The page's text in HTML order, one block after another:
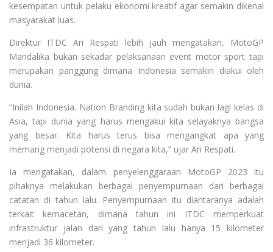
kesempatan untuk pelaku ekonomi kreatif agar semakin dikenal
masyarakat luas.
Direktur ITDC Ari Respati lebih jauh mengatakan, MotoGP
Mandalika bukan sekadar pelaksanaan event motor sport tapi
merupakan panggung dimana Indonesia semakin diakui oleh
dunia.
“Inilah Indonesia. Nation Branding kita sudah bukan lagi kelas di
Asia, tapi dunia yang harus mengakui kita selayaknya bangsa
yang besar. Kita harus terus bisa mengangkat apa yang
memang menjadi potensi di negara kita,” ujar Ari Respati.
Ia mengatakan, dalam penyelenggaraan MotoGP 2023 itu
pihaknya melakukan berbagai penyempurnaan dari berbagai
catatan di tahun lalu. Penyempurnaan itu diantaranya adalah
terkait kemacetan, dimana tahun ini ITDC memperkuat
infrastruktur jalan dari yang tahun lalu hanya 15 kilometer
menjadi 36 kilometer.